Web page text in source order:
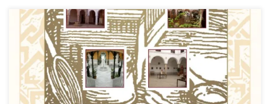
Llerena, Monumento Gastronómico se celebrará en nuestra
localidad del 19 al 21 de junio. Tras el éxito de participación y
acogida que ha tenido en ediciones anteriores, este evento
gastronómico incluye en esta anualidad una cena en el patio de